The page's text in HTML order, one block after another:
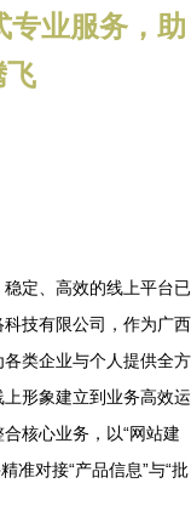
专业服务，助
飞
定、高效的线上平台已
技有限公司，作为广西
类企业与个人提供全方
形象建立到业务高效运
核心业务，以“网站建
准对接“产品信息”与“批